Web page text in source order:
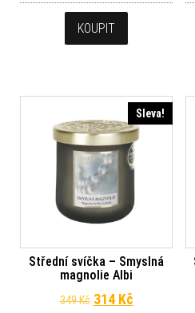
KOUPIT
Sleva!
Střední svíčka – Smyslná
magnolie Albi
349Kč Původní cena
314 KčAktuální